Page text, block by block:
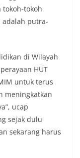
tokoh-tokoh
adalah putra-
di Wilayah
HUT
untuk terus
meningkatkan
ucap
sejak dulu
sekarang harus